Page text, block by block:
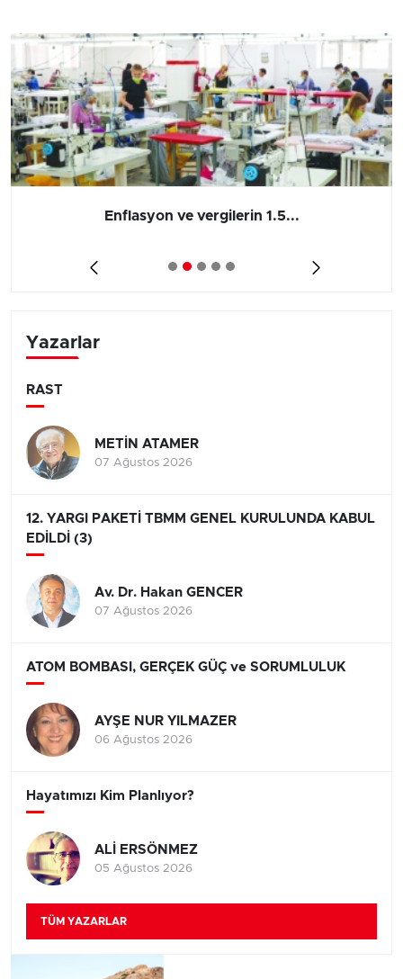
Enflasyon ve vergilerin 1.5...
Yazarlar
RAST
METİN ATAMER
07 Ağustos 2026
12. YARGI PAKETİ TBMM GENEL KURULUNDA KABUL
EDİLDİ (3)
Av. Dr. Hakan GENCER
07 Ağustos 2026
ATOM BOMBASI, GERÇEK GÜÇ ve SORUMLULUK
AYŞE NUR YILMAZER
06 Ağustos 2026
Hayatımızı Kim Planlıyor?
ALİ ERSÖNMEZ
05 Ağustos 2026
TÜM YAZARLAR